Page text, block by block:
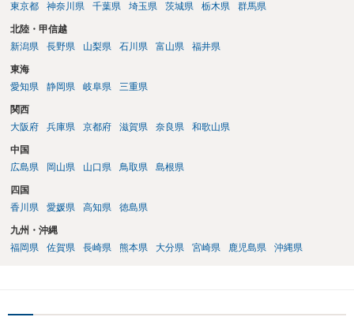
東京都
神奈川県 千葉県 埼玉県 茨城県 栃木県 群馬県
北陸・甲信越
新潟県
長野県 山梨県 石川県 富山県 福井県
東海
愛知県
静岡県 岐阜県 三重県
関西
大阪府
兵庫県 京都府 滋賀県 奈良県 和歌山県
中国
広島県
岡山県 山口県 鳥取県 島根県
四国
香川県
愛媛県 高知県 徳島県
九州・沖縄
福岡県
佐賀県 長崎県 熊本県 大分県 宮崎県 鹿児島県 沖縄県